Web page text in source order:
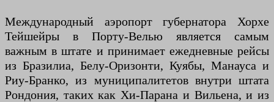
Международный аэропорт губернатора Хорхе
Тейшейры в Порту-Велью является самым
важным в штате и принимает ежедневные рейсы
из Бразилиа, Белу-Оризонти, Куябы, Манауса и
Риу-Бранко, из муниципалитетов внутри штата
Рондония, таких как Хи-Парана и Вильена, и из